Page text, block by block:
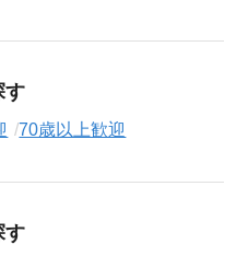
す
70歳以上歓迎
す